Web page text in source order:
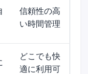
信頼性の高
い時間管理
どこでも快
適に利用可